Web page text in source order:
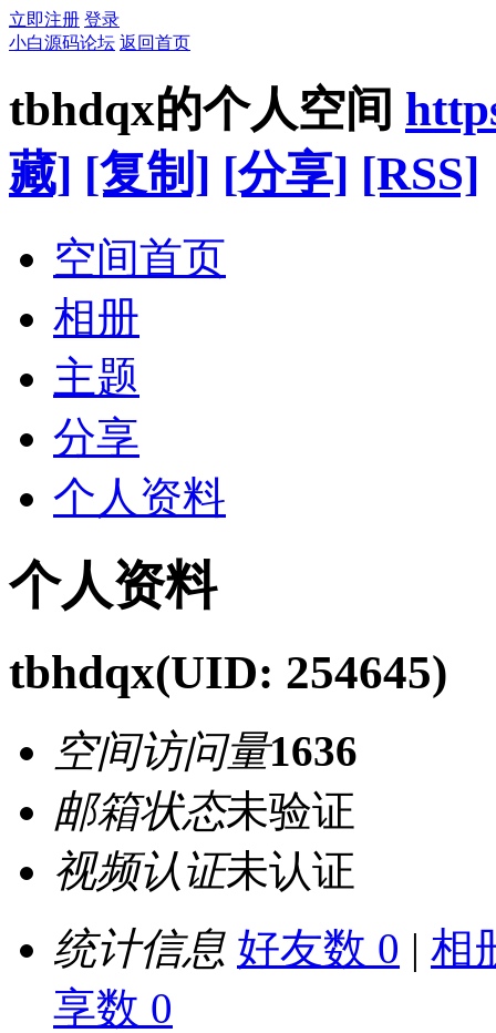
立即注册 登录
小白源码论坛 返回首页
tbhdqx的个人空间
藏] [复制] [分享] [RSS]
空间首页
相册
主题
分享
个人资料
个人资料
tbhdqx(UID: 254645)
空间访问量1636
邮箱状态未验证
视频认证未认证
统计信息 好友数 0 | 相
享数 0